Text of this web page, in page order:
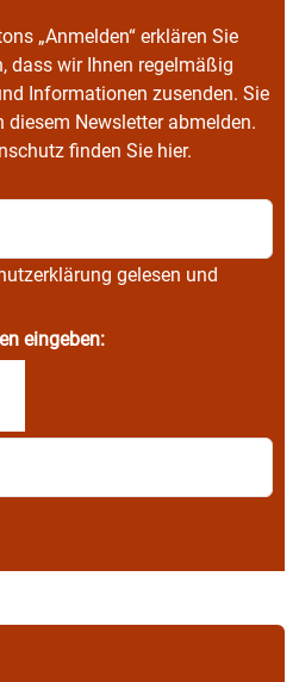
„Anmelden“ erklären Sie
dass wir Ihnen regelmäßig
Informationen zusenden. Sie
diesem Newsletter abmelden.
finden Sie hier.
gelesen und
eingeben: